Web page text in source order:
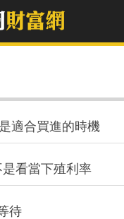
適合買進的時機
是看當下殖利率
待